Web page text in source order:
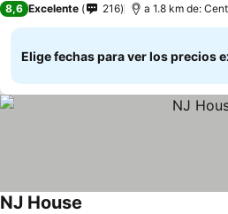
8,6 Excelente 216 a 1.8 km de:
Elige fechas para ver los precios
NJ House